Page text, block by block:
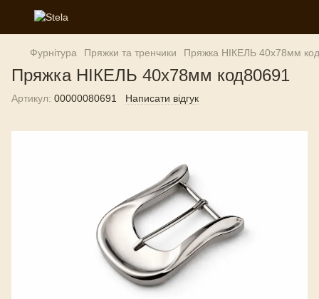
Фурнітура Пряжки та тренчики Пряжка НІКЕЛЬ 40х78мм
Пряжка НІКЕЛЬ 40х78мм код80691
Артикул: 00000080691 Написати відгук